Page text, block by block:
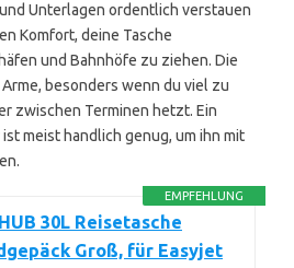
Unterlagen ordentlich verstauen
Komfort, deine Tasche
und Bahnhöfe zu ziehen. Die
besonders wenn du viel zu
zwischen Terminen hetzt. Ein
meist handlich genug, um ihn mit
EMPFEHLUNG
30L Reisetasche
Groß, für Easyjet